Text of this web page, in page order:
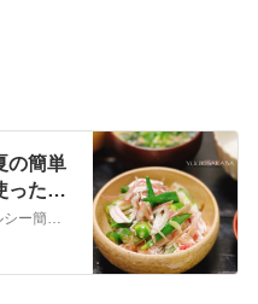
の簡単
ったヘ
こんにちは！ササミと夏野菜で、ヘルシー簡単おつまみレシピのご紹介です。ササミと、たっぷり夏野菜のヘルシー健康おつまみ。オクラのねばねばと、ミョウガのシャキシャ…